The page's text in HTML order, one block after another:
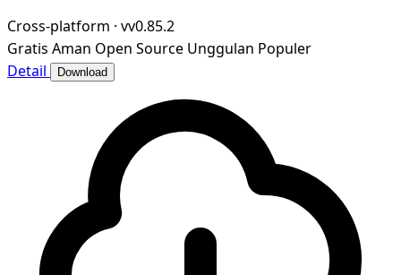
Cross-platform · vv0.85.2
Gratis Aman Open Source Unggulan Populer
Detail
Download